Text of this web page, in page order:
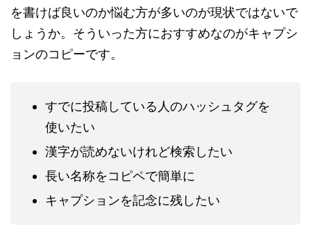
を書けば良いのか悩む方が多いのが現状ではないで
しょうか。そういった方におすすめなのがキャプシ
ョンのコピーです。
すでに投稿している人のハッシュタグを
使いたい
漢字が読めないけれど検索したい
長い名称をコピペで簡単に
キャプションを記念に残したい